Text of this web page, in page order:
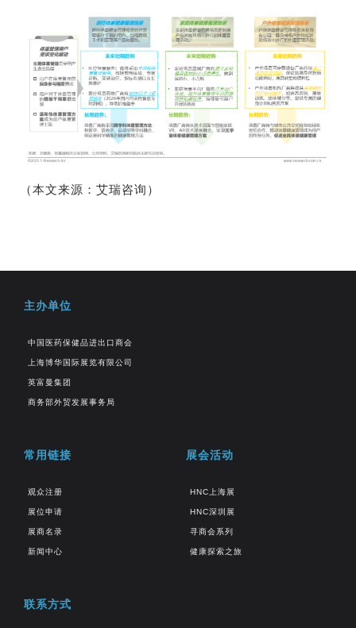
（本文来源：艾瑞咨询）
主办单位
中国医药保健品进出口商会
上海博华国际展览有限公司
英富曼集团
商务部外贸发展事务局
常用链接
观众注册
展位申请
展商名录
新闻中心
展会活动
HNC上海展
HNC深圳展
寻商会系列
健康探索之旅
联系方式